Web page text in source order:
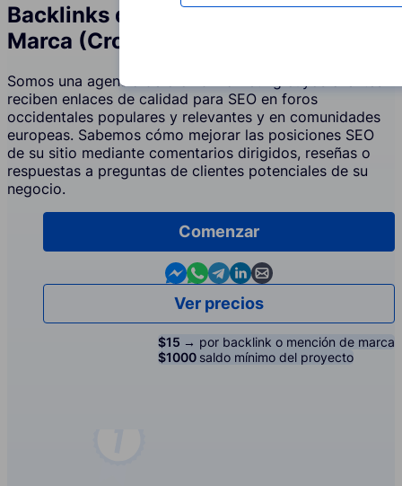
Backlinks de Foros y Menciones de
Marca (Crowd Marketing)
Somos una agencia de crowd marketing cuyos clientes
reciben enlaces de calidad para SEO en foros
occidentales populares y relevantes y en comunidades
europeas. Sabemos cómo mejorar las posiciones SEO
de su sitio mediante comentarios dirigidos, reseñas o
respuestas a preguntas de clientes potenciales de su
negocio.
Comenzar
Contact us in Messenger
Contact us in WhatsApp
Contact us in Telegram
Contact us in Linkedin
Contact us by email
Ver precios
$15 → por backlink o mención de marca
$1000 saldo mínimo del proyecto